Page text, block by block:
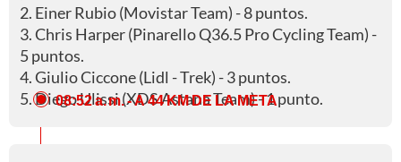
2. Einer Rubio (Movistar Team) - 8 puntos.
3. Chris Harper (Pinarello Q36.5 Pro Cycling Team) -
5 puntos.
4. Giulio Ciccone (Lidl - Trek) - 3 puntos.
5. Diego Ulissi (XDS Astana Team) - 1 punto.
08:52 a. m.- A 44 KM DE LA META